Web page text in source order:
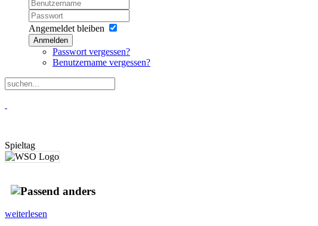
Angemeldet bleiben
Anmelden
Passwort vergessen?
Benutzername vergessen?
Spieltag
weiterlesen